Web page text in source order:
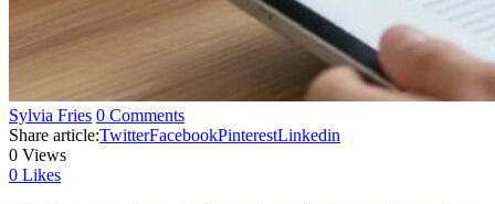
Sylvia Fries 0 Comments
Share article:TwitterFacebookPinterestLinkedin
0 Views
0 Likes